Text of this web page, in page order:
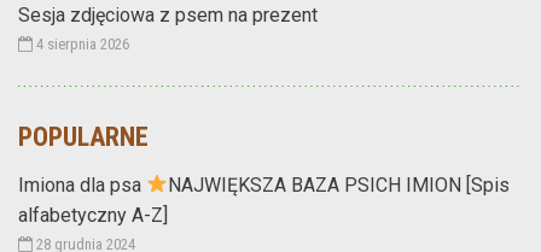
Sesja zdjęciowa z psem na prezent
4 sierpnia 2026
POPULARNE
Imiona dla psa
NAJWIĘKSZA BAZA PSICH IMION [Spis
alfabetyczny A-Z]
28 grudnia 2024